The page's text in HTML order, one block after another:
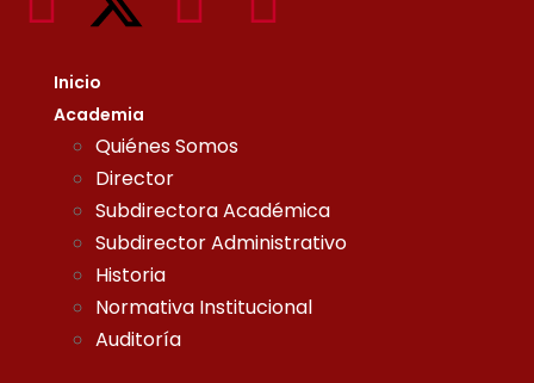
Inicio
Academia
Quiénes Somos
Director
Subdirectora Académica
Subdirector Administrativo
Historia
Normativa Institucional
Auditoría